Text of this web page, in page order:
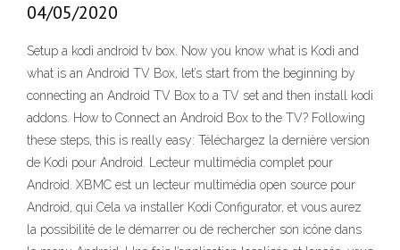
04/05/2020
Setup a kodi android tv box. Now you know what is Kodi and
what is an Android TV Box, let’s start from the beginning by
connecting an Android TV Box to a TV set and then install kodi
addons. How to Connect an Android Box to the TV? Following
these steps, this is really easy: Téléchargez la dernière version
de Kodi pour Android. Lecteur multimédia complet pour
Android. XBMC est un lecteur multimédia open source pour
Android, qui Cela va installer Kodi Configurator, et vous aurez
la possibilité de le démarrer ou de rechercher son icône dans